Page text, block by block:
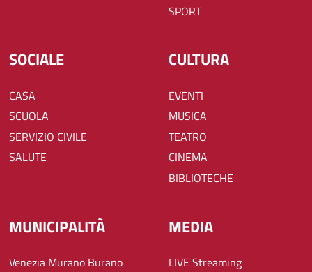
SPORT
SOCIALE
CASA
SCUOLA
SERVIZIO CIVILE
SALUTE
CULTURA
EVENTI
MUSICA
TEATRO
CINEMA
BIBLIOTECHE
MUNICIPALITÀ
Venezia Murano Burano
MEDIA
LIVE Streaming